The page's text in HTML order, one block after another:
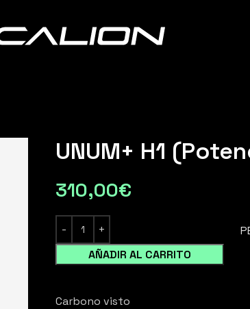
UNUM+ H1
310,00€
AÑADIR AL CARRITO
Carbono visto